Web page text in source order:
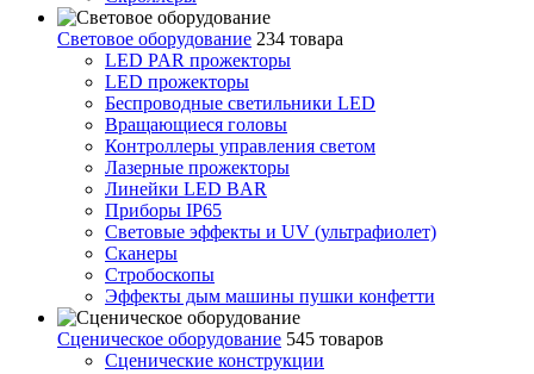
Световое оборудование 234 товара
LED PAR прожекторы
LED прожекторы
Беспроводные светильники LED
Вращающиеся головы
Контроллеры управления светом
Лазерные прожекторы
Линейки LED BAR
Приборы IP65
Световые эффекты и UV (ультрафиолет)
Сканеры
Стробоскопы
Эффекты дым машины пушки конфетти
Сценическое оборудование 545 товаров
Сценические конструкции